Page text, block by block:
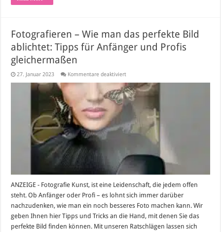
Fotografieren – Wie man das perfekte Bild
ablichtet: Tipps für Anfänger und Profis
gleichermaßen
27. Januar 2023 Kommentare deaktiviertfür
–
Wie
man
Bild
ablichtet:
Tipps
Profis
ANZEIGE - Fotografie Kunst, ist eine Leidenschaft, die jedem offen
steht. Ob Anfänger oder Profi – es lohnt sich immer darüber
nachzudenken, wie man ein noch besseres Foto machen kann. Wir
geben Ihnen hier Tipps und Tricks an die Hand, mit denen Sie das
perfekte Bild finden können. Mit unseren Ratschlägen lassen sich